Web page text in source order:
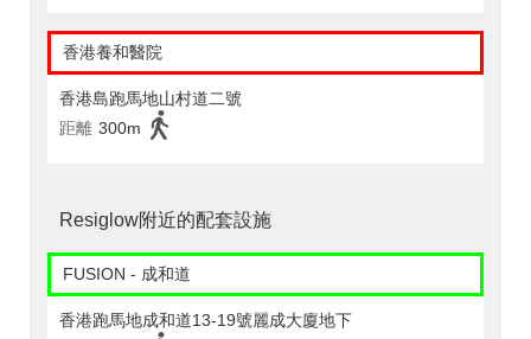
香港養和醫院
香港島跑馬地山村道二號
距離 300m
Resiglow附近的配套設施
FUSION - 成和道
香港跑馬地成和道13-19號麗成大廈地下